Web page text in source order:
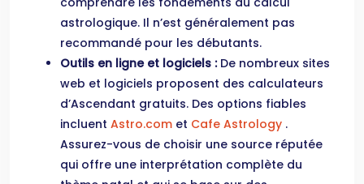
astrologique. Il n’est généralement pas
recommandé pour les débutants.
Outils en ligne et logiciels : De nombreux sites
web et logiciels proposent des calculateurs
d’Ascendant gratuits. Des options fiables
incluent Astro.com et Cafe Astrology .
Assurez-vous de choisir une source réputée
qui offre une interprétation complète du